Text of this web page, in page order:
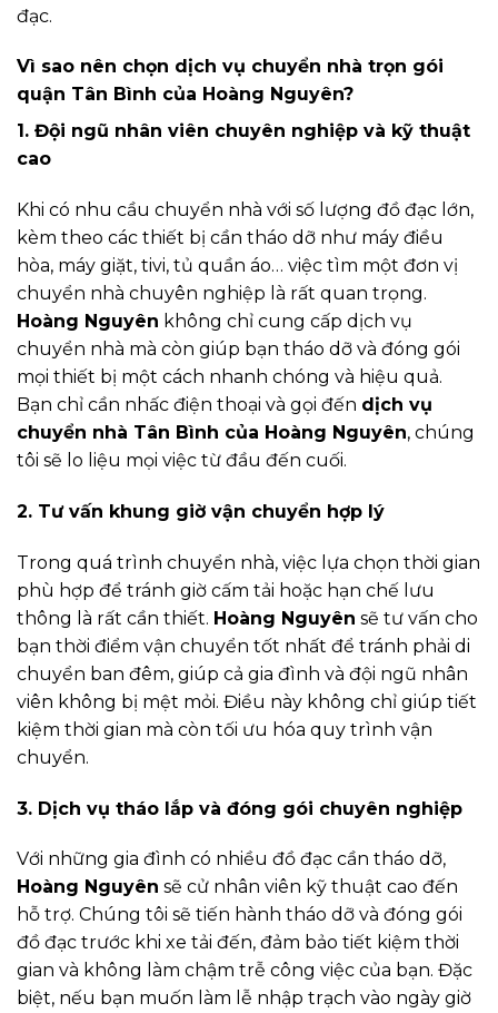
đạc.
Vì sao nên chọn dịch vụ chuyển nhà trọn gói
quận Tân Bình của Hoàng Nguyên?
1. Đội ngũ nhân viên chuyên nghiệp và kỹ thuật
cao
Khi có nhu cầu chuyển nhà với số lượng đồ đạc lớn,
kèm theo các thiết bị cần tháo dỡ như máy điều
hòa, máy giặt, tivi, tủ quần áo… việc tìm một đơn vị
chuyển nhà chuyên nghiệp là rất quan trọng.
Hoàng Nguyên không chỉ cung cấp dịch vụ
chuyển nhà mà còn giúp bạn tháo dỡ và đóng gói
mọi thiết bị một cách nhanh chóng và hiệu quả.
Bạn chỉ cần nhấc điện thoại và gọi đến dịch vụ
chuyển nhà Tân Bình của Hoàng Nguyên, chúng
tôi sẽ lo liệu mọi việc từ đầu đến cuối.
2. Tư vấn khung giờ vận chuyển hợp lý
Trong quá trình chuyển nhà, việc lựa chọn thời gian
phù hợp để tránh giờ cấm tải hoặc hạn chế lưu
thông là rất cần thiết. Hoàng Nguyên sẽ tư vấn cho
bạn thời điểm vận chuyển tốt nhất để tránh phải di
chuyển ban đêm, giúp cả gia đình và đội ngũ nhân
viên không bị mệt mỏi. Điều này không chỉ giúp tiết
kiệm thời gian mà còn tối ưu hóa quy trình vận
chuyển.
3. Dịch vụ tháo lắp và đóng gói chuyên nghiệp
Với những gia đình có nhiều đồ đạc cần tháo dỡ,
Hoàng Nguyên sẽ cử nhân viên kỹ thuật cao đến
hỗ trợ. Chúng tôi sẽ tiến hành tháo dỡ và đóng gói
đồ đạc trước khi xe tải đến, đảm bảo tiết kiệm thời
gian và không làm chậm trễ công việc của bạn. Đặc
biệt, nếu bạn muốn làm lễ nhập trạch vào ngày giờ